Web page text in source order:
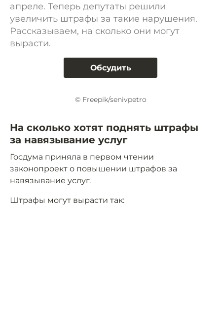
апреле. Теперь депутаты решили
увеличить штрафы за такие нарушения.
Рассказываем, на сколько они могут
вырасти.
Обсудить
© Freepik/senivpetro
На сколько хотят поднять штрафы
за навязывание услуг
Госдума приняла в первом чтении
законопроект о повышении штрафов за
навязывание услуг.
Штрафы могут вырасти так: